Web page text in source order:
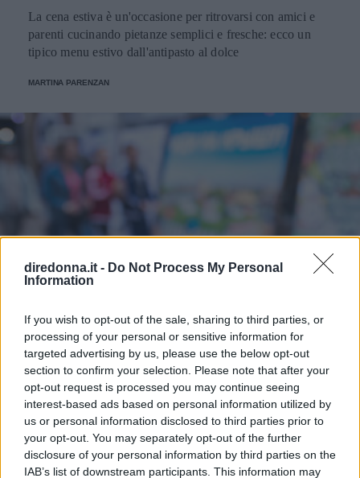
diredonna.it - Do Not Process My Personal
Information
If you wish to opt-out of the sale, sharing to third parties, or
processing of your personal or sensitive information for
targeted advertising by us, please use the below opt-out
section to confirm your selection. Please note that after your
opt-out request is processed you may continue seeing
interest-based ads based on personal information utilized by
us or personal information disclosed to third parties prior to
your opt-out. You may separately opt-out of the further
disclosure of your personal information by third parties on the
IAB’s list of downstream participants. This information may
La cena estiva è un'occasione per ritrovarsi con amici e
parenti cucinando pietanze semplici e fresche: ecco un
tipico menu estivo dall'antipasto al dolce
MARTINA PARENZAN